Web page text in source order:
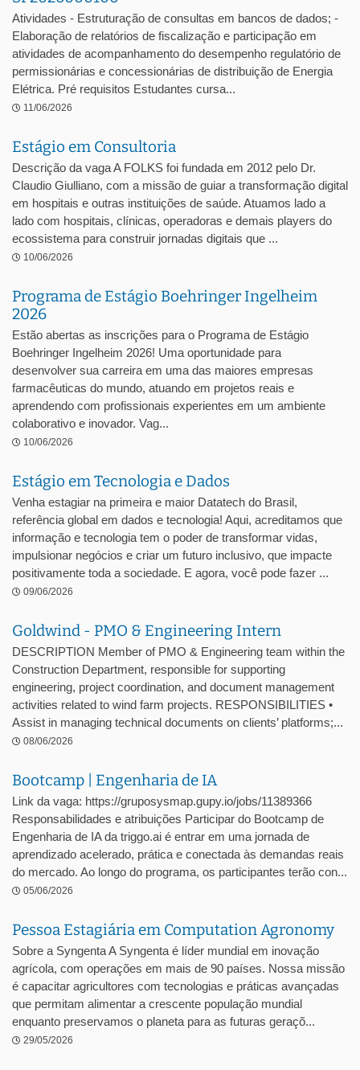
Atividades - Estruturação de consultas em bancos de dados; -
Elaboração de relatórios de fiscalização e participação em
atividades de acompanhamento do desempenho regulatório de
permissionárias e concessionárias de distribuição de Energia
Elétrica. Pré requisitos Estudantes cursa...
11/06/2026
Estágio em Consultoria
Descrição da vaga A FOLKS foi fundada em 2012 pelo Dr.
Claudio Giulliano, com a missão de guiar a transformação digital
em hospitais e outras instituições de saúde. Atuamos lado a
lado com hospitais, clínicas, operadoras e demais players do
ecossistema para construir jornadas digitais que ...
10/06/2026
Programa de Estágio Boehringer Ingelheim
2026
Estão abertas as inscrições para o Programa de Estágio
Boehringer Ingelheim 2026! Uma oportunidade para
desenvolver sua carreira em uma das maiores empresas
farmacêuticas do mundo, atuando em projetos reais e
aprendendo com profissionais experientes em um ambiente
colaborativo e inovador. Vag...
10/06/2026
Estágio em Tecnologia e Dados
Venha estagiar na primeira e maior Datatech do Brasil,
referência global em dados e tecnologia! Aqui, acreditamos que
informação e tecnologia tem o poder de transformar vidas,
impulsionar negócios e criar um futuro inclusivo, que impacte
positivamente toda a sociedade. E agora, você pode fazer ...
09/06/2026
Goldwind - PMO & Engineering Intern
DESCRIPTION Member of PMO & Engineering team within the
Construction Department, responsible for supporting
engineering, project coordination, and document management
activities related to wind farm projects. RESPONSIBILITIES •
Assist in managing technical documents on clients’ platforms;...
08/06/2026
Bootcamp | Engenharia de IA
Link da vaga: https://gruposysmap.gupy.io/jobs/11389366
Responsabilidades e atribuições Participar do Bootcamp de
Engenharia de IA da triggo.ai é entrar em uma jornada de
aprendizado acelerado, prática e conectada às demandas reais
do mercado. Ao longo do programa, os participantes terão con...
05/06/2026
Pessoa Estagiária em Computation Agronomy
Sobre a Syngenta A Syngenta é líder mundial em inovação
agrícola, com operações em mais de 90 países. Nossa missão
é capacitar agricultores com tecnologias e práticas avançadas
que permitam alimentar a crescente população mundial
enquanto preservamos o planeta para as futuras geraçõ...
29/05/2026